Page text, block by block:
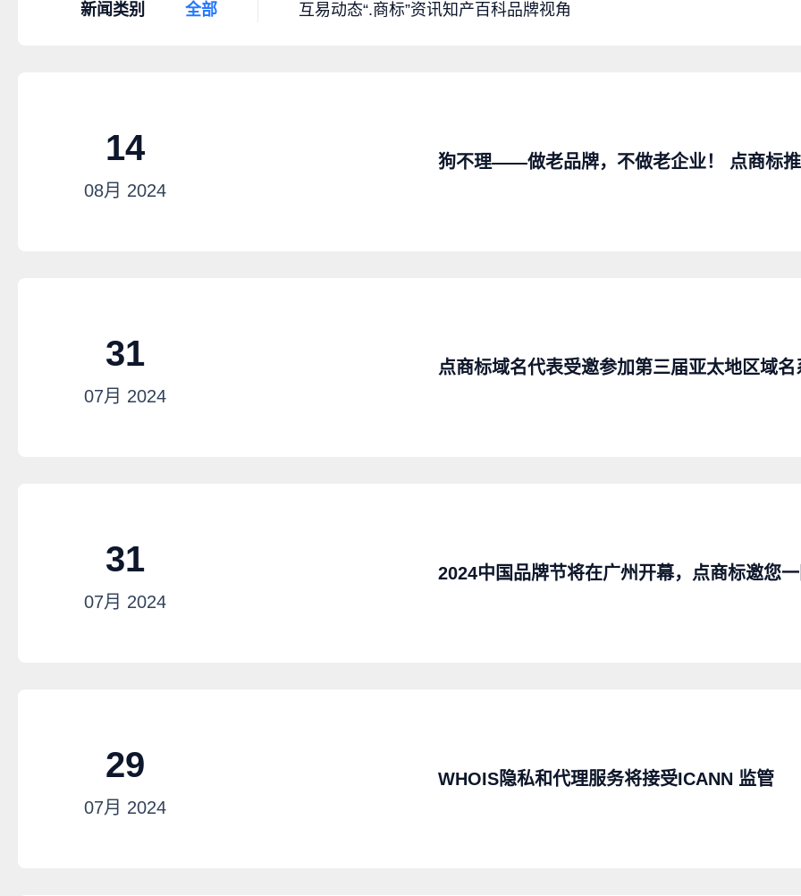
新闻类别 全部 互易动态“.商标”资讯知产百科品牌视角
14
08月 2024
狗不理——做老品牌，不做老企业！ 点商标
31
07月 2024
点商标域名代表受邀参加第三届亚太地区域名
31
07月 2024
2024中国品牌节将在广州开幕，点商标邀您
29
07月 2024
WHOIS隐私和代理服务将接受ICANN 监管